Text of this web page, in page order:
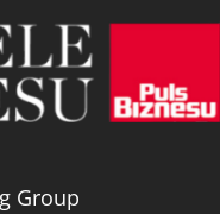
Group